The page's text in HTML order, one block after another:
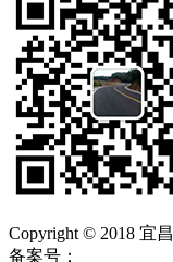
Copyright © 2018 宜
备案号：